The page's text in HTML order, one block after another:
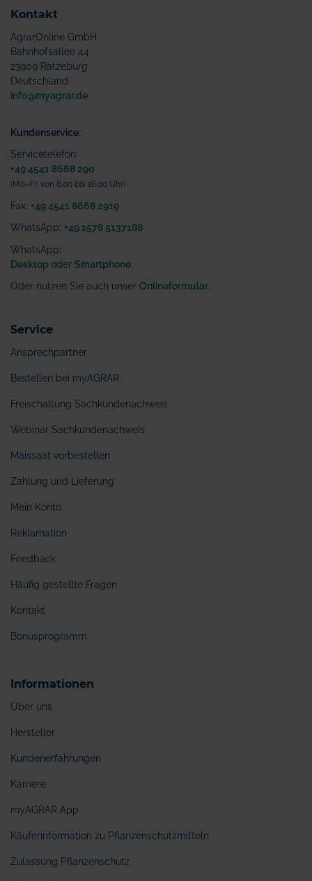
Kontakt
AgrarOnline GmbH
Bahnhofsallee 44
23909 Ratzeburg
Deutschland
info@myagrar.de
Kundenservice:
Servicetelefon:
+49 4541 8668 290
(Mo.-Fr. von 8.00 bis 16.00 Uhr)
Fax: +49 4541 8668 2919
WhatsApp: +49 1578 5137188
WhatsApp:
Desktop oder Smartphone
Oder nutzen Sie auch unser Onlineformular
Service
Ansprechpartner
Bestellen bei myAGRAR
Freischaltung Sachkundenachweis
Webinar Sachkundenachweis
Maissaat vorbestellen
Zahlung und Lieferung
Mein Konto
Reklamation
Feedback
Häufig gestellte Fragen
Kontakt
Bonusprogramm
Informationen
Über uns
Hersteller
Kundenerfahrungen
Karriere
myAGRAR App
Käuferinformation zu Pflanzenschutzmitteln
Zulassung Pflanzenschutz